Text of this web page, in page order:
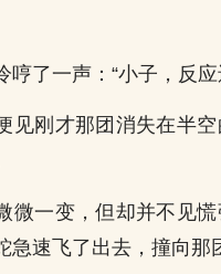
哼了一声：“小子，反
见刚才那团消失在半
微一变，但却并不见
急速飞了出去，撞向那